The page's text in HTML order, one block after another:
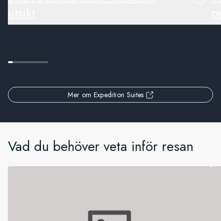
Mer om Expedition Suites
Vad du behöver veta inför resan